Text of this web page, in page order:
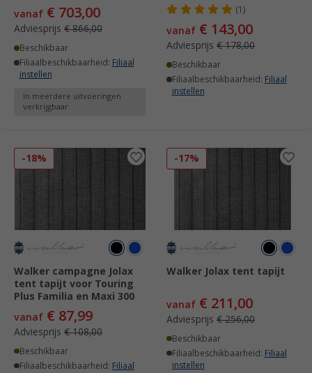
vanaf € 703,00
Adviesprijs € 866,00
Beschikbaar
Filiaalbeschikbaarheid: Filiaal
instellen
In meerdere uitvoeringen
verkrijgbaar
(1)
vanaf € 143,00
Adviesprijs € 178,00
Beschikbaar
Filiaalbeschikbaarheid: Filiaal
instellen
-18%
Walker campagne Jolax
tent tapijt voor Touring
Plus Familia en Maxi 300
vanaf € 87,99
Adviesprijs € 108,00
Beschikbaar
Filiaalbeschikbaarheid: Filiaal
-17%
Walker Jolax tent tapijt
vanaf € 211,00
Adviesprijs € 256,00
Beschikbaar
Filiaalbeschikbaarheid: Filiaal
instellen